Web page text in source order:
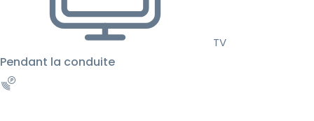
TV
Pendant la conduite